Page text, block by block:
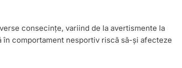
consecințe, variind de la avertismente la
comportament nesportiv riscă să-și afecteze